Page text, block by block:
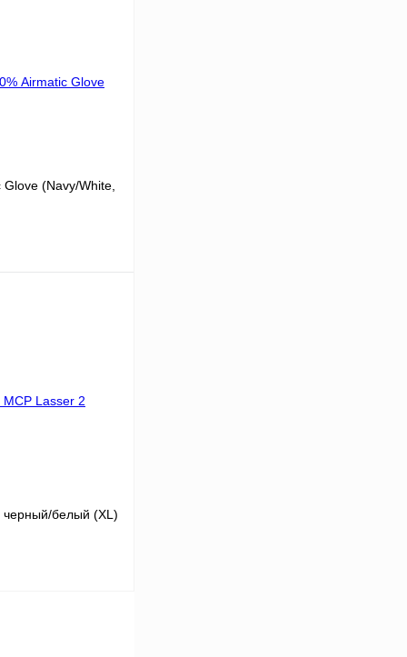
(Navy/White,
черный/белый (XL)